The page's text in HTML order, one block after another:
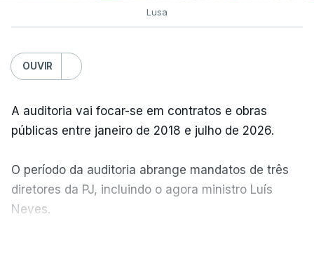
Lusa
OUVIR
A auditoria vai focar-se em contratos e obras
públicas entre janeiro de 2018 e julho de 2026.
O período da auditoria abrange mandatos de três
diretores da PJ, incluindo o agora ministro Luís
Neves.